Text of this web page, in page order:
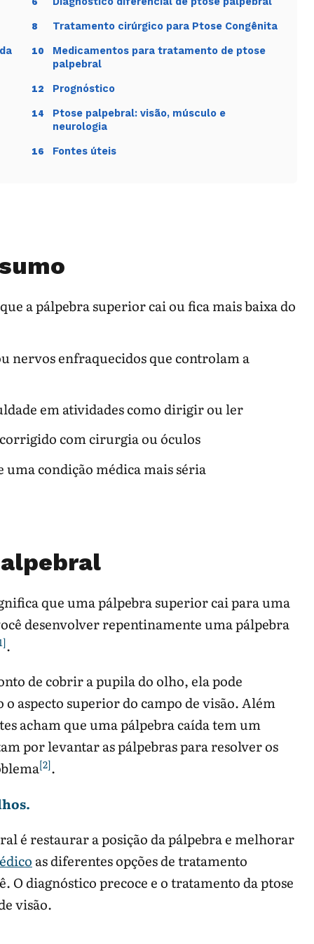
8 Tratamento cirúrgico para Ptose Congênita
10
Medicamentos para tratamento de ptose
palpebral
12 Prognóstico
14
Ptose palpebral: visão, músculo e
neurologia
16 Fontes úteis
a pálpebra superior cai ou fica mais baixa do
nervos enfraquecidos que controlam a
em atividades como dirigir ou ler
com cirurgia ou óculos
uma condição médica mais séria
que uma pálpebra superior cai para uma
desenvolver repentinamente uma pálpebra
.
de cobrir a pupila do olho, ela pode
aspecto superior do campo de visão. Além
acham que uma pálpebra caída tem um
por levantar as pálpebras para resolver os
[2].
é restaurar a posição da pálpebra e melhorar
as diferentes opções de tratamento
O diagnóstico precoce e o tratamento da ptose
visão.